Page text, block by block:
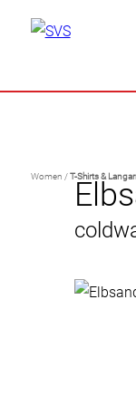
Women /T-Shirts &